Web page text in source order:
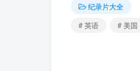
纪录片大全
# 英语
# 美国